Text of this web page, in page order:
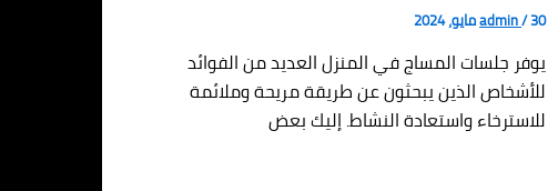
admin/30 مايو، 2024
يوفر جلسات المساج في المنزل العديد من الفوائد
للأشخاص الذين يبحثون عن طريقة مريحة وملائمة
للاسترخاء واستعادة النشاط. إليك بعض